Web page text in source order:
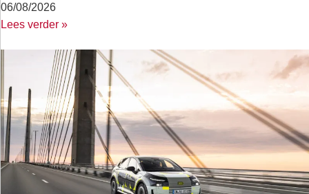
06/08/2026
Lees verder »